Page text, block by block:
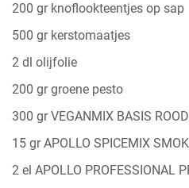
200 gr knoflookteentjes op sap
500 gr kerstomaatjes
2 dl olijfolie
200 gr groene pesto
300 gr VEGANMIX BASIS ROOD
15 gr APOLLO SPICEMIX
2 el APOLLO PROFESSIONAL